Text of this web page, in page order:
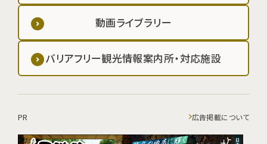
動画ライブラリー
バリアフリー観光情報案内所・対応施設
PR 広告掲載について